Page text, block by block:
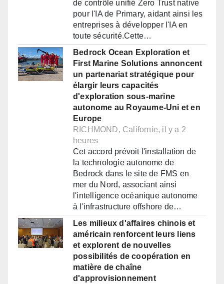
de contrôle unifié Zero Trust native
pour l'IA de Primary, aidant ainsi les
entreprises à développer l'IA en
toute sécurité.Cette…
Bedrock Ocean Exploration et
First Marine Solutions annoncent
un partenariat stratégique pour
élargir leurs capacités
d'exploration sous-marine
autonome au Royaume-Uni et en
Europe
RICHMOND, Californie, il y a 2
heures
Cet accord prévoit l'installation de
la technologie autonome de
Bedrock dans le site de FMS en
mer du Nord, associant ainsi
l'intelligence océanique autonome
à l'infrastructure offshore de…
Les milieux d'affaires chinois et
américain renforcent leurs liens
et explorent de nouvelles
possibilités de coopération en
matière de chaîne
d'approvisionnement